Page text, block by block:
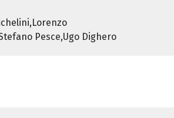
Pesce,Ugo Dighero